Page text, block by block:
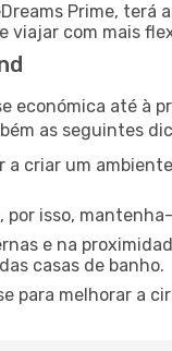
Prime,
viajar com mais
económica até à
as seguintes
a criar um
por isso,
e na
casas de banho.
para melhorar a